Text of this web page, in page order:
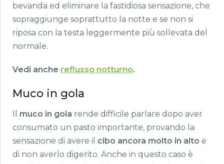
bevanda ed eliminare la fastidiosa sensazione, che
sopraggiunge soprattutto la notte e se non si
riposa con la testa leggermente più sollevata del
normale.
Vedi anche reflusso notturno.
Muco in gola
Il muco in gola rende difficile parlare dopo aver
consumato un pasto importante, provando la
sensazione di avere il cibo ancora molto in alto e
di non averlo digerito. Anche in questo caso è